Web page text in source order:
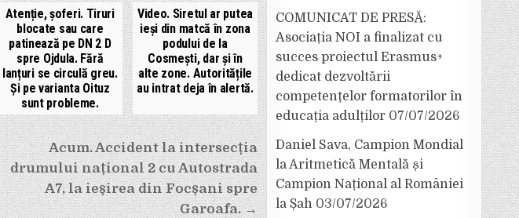
Atenție, șoferi. Tiruri
blocate sau care
patinează pe DN 2 D
spre Ojdula. Fără
lanțuri se circulă greu.
Și pe varianta Oituz
sunt probleme.
Video. Siretul ar putea
ieși din matcă în zona
podului de la
Cosmești, dar și în
alte zone. Autoritățile
au intrat deja în alertă.
Acum. Accident la intersecția
drumului național 2 cu Autostrada
A7, la ieșirea din Focșani spre
Garoafa. →
COMUNICAT DE PRESĂ:
Asociația NOI a finalizat cu
succes proiectul Erasmus+
dedicat dezvoltării
competențelor formatorilor în
educația adulților 07/07/2026
Daniel Sava, Campion Mondial
la Aritmetică Mentală și
Campion Național al României
la Șah 03/07/2026